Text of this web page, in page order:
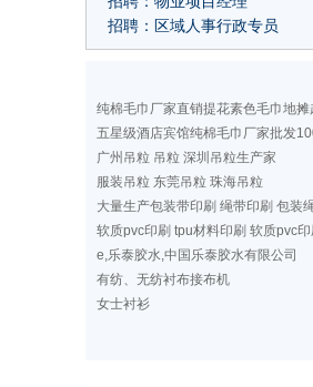
招聘：区域人事行政专员
纯棉毛巾厂家直销提花素色毛巾地
五星级酒店宾馆纯棉毛巾厂家批发
广州吊粒 吊粒 深圳吊粒生产家
服装吊粒 东莞吊粒 珠海吊粒
大量生产包装带印刷 绳带印刷 包装
软质pvc印刷 tpu材料印刷 软质pvc印
e,乐泰胶水,中国乐泰胶水有限公司
有纺、无纺衬布接布机
女士衬衫